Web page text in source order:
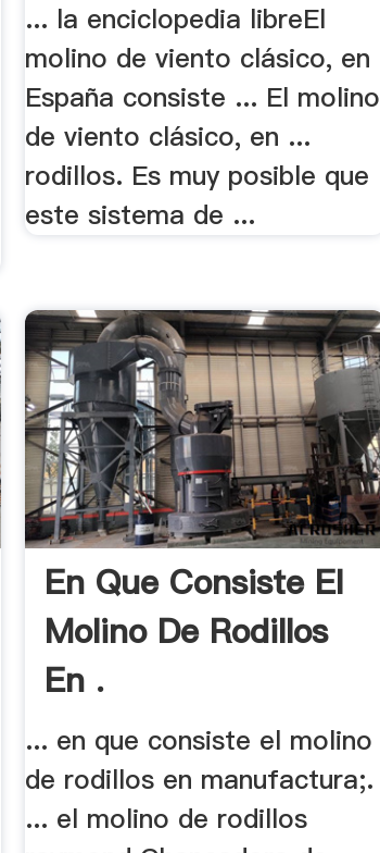
... la enciclopedia libreEl
molino de viento clásico, en
España consiste ... El molino
de viento clásico, en ...
rodillos. Es muy posible que
este sistema de ...
En Que Consiste El
Molino De Rodillos
En .
... en que consiste el molino
de rodillos en manufactura;.
... el molino de rodillos